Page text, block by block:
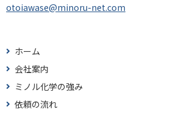
otoiawase@minoru-net.com
ホーム
会社案内
ミノル化学の強み
依頼の流れ